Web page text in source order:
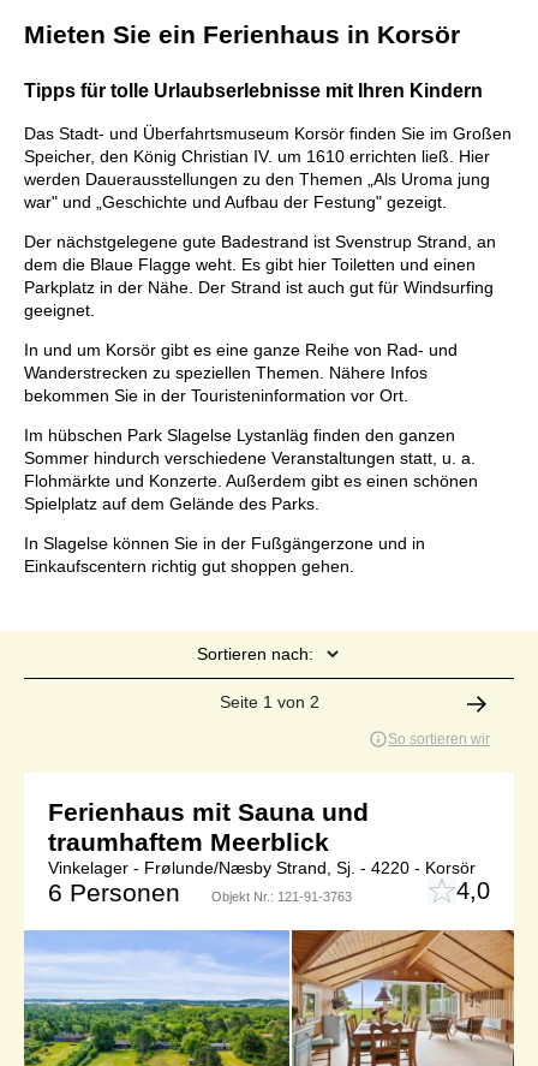
Mieten Sie ein Ferienhaus in Korsör
Tipps für tolle Urlaubserlebnisse mit Ihren Kindern
Das Stadt- und Überfahrtsmuseum Korsör finden Sie im Großen
Speicher, den König Christian IV. um 1610 errichten ließ. Hier
werden Dauerausstellungen zu den Themen „Als Uroma jung
war" und „Geschichte und Aufbau der Festung" gezeigt.
Der nächstgelegene gute Badestrand ist Svenstrup Strand, an
dem die Blaue Flagge weht. Es gibt hier Toiletten und einen
Parkplatz in der Nähe. Der Strand ist auch gut für Windsurfing
geeignet.
In und um Korsör gibt es eine ganze Reihe von Rad- und
Wanderstrecken zu speziellen Themen. Nähere Infos
bekommen Sie in der Touristeninformation vor Ort.
Im hübschen Park Slagelse Lystanläg finden den ganzen
Sommer hindurch verschiedene Veranstaltungen statt, u. a.
Flohmärkte und Konzerte. Außerdem gibt es einen schönen
Spielplatz auf dem Gelände des Parks.
In Slagelse können Sie in der Fußgängerzone und in
Einkaufscentern richtig gut shoppen gehen.
Sortieren nach:
Seite 1 von 2
So sortieren wir
Ferienhaus mit Sauna und
traumhaftem Meerblick
Vinkelager - Frølunde/Næsby Strand, Sj. - 4220 - Korsör
6 Personen Objekt Nr.: 121-91-3763 4,0